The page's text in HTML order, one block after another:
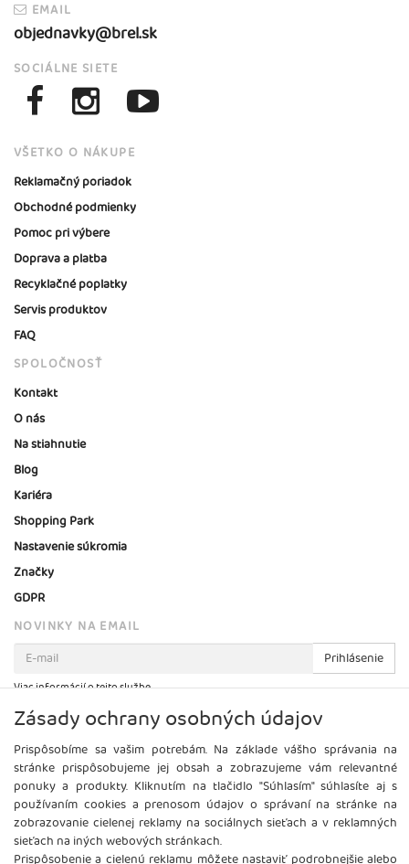
EMAIL
objednavky@brel.sk
SOCIÁLNE SIETE
VŠETKO O NÁKUPE
Reklamačný poriadok
Obchodné podmienky
Pomoc pri výbere
Doprava a platba
Recyklačné poplatky
Servis produktov
FAQ
SPOLOČNOSŤ
Kontakt
O nás
Na stiahnutie
Blog
Kariéra
Shopping Park
Nastavenie súkromia
Značky
GDPR
NOVINKY NA EMAIL
Prihlásenie
Viac informácií o tejto službe
Zásady ochrany osobných údajov
Prispôsobíme sa vašim potrebám. Na základe vášho správania na
stránke prispôsobujeme jej obsah a zobrazujeme vám relevantné
ponuky a produkty. Kliknutím na tlačidlo "Súhlasím" súhlasíte aj s
používaním cookies a prenosom údajov o správaní na stránke na
zobrazovanie cielenej reklamy na sociálnych sieťach a v reklamných
sieťach na iných webových stránkach.
Prispôsobenie a cielenú reklamu môžete nastaviť podrobnejšie alebo